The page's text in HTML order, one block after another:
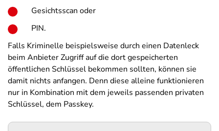
Gesichtsscan oder
PIN.
Falls Kriminelle beispielsweise durch einen Datenleck
beim Anbieter Zugriff auf die dort gespeicherten
öffentlichen Schlüssel bekommen sollten, können sie
damit nichts anfangen. Denn diese alleine funktionieren
nur in Kombination mit dem jeweils passenden privaten
Schlüssel, dem Passkey.